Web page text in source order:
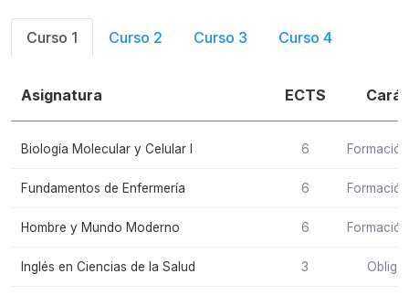
Curso 1 Curso 2 Curso 3 Curso 4
Asignatura ECTS
Biología Molecular y Celular I 6
Fundamentos de Enfermería 6
Hombre y Mundo Moderno 6
Inglés en Ciencias de la Salud 3